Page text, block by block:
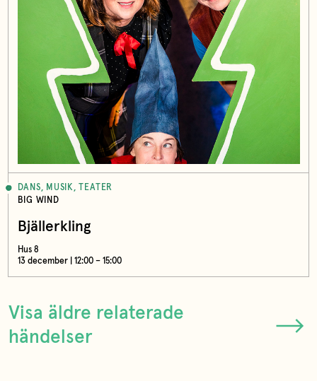
DANS, MUSIK, TEATER
BIG WIND
Bjällerkling
Hus 8
13 december | 12:00 – 15:00
Visa äldre relaterade
händelser